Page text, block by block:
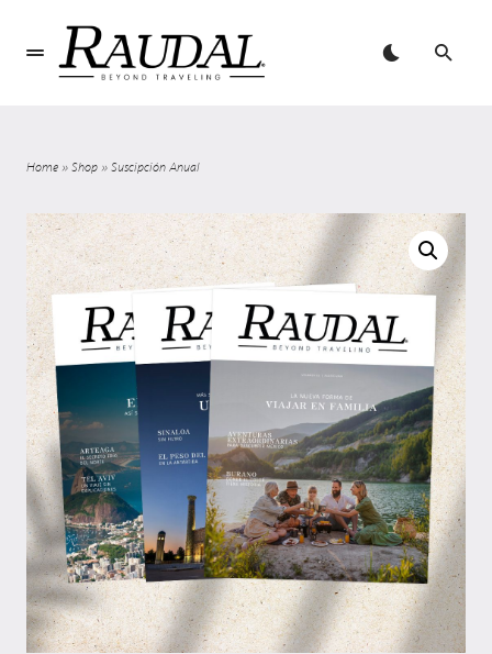
Home » Shop » Suscipción Anual